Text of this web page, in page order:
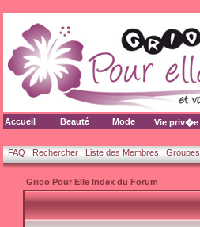
Accueil Beauté Mode Vie priv�e
FAQ Rechercher Liste des Membres
Grioo Pour Elle Index du Forum